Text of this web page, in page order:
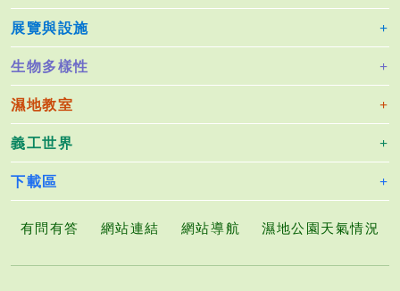
展覽與設施
生物多樣性
濕地教室
義工世界
下載區
有問有答 網站連結 網站導航 濕地公園天氣情況